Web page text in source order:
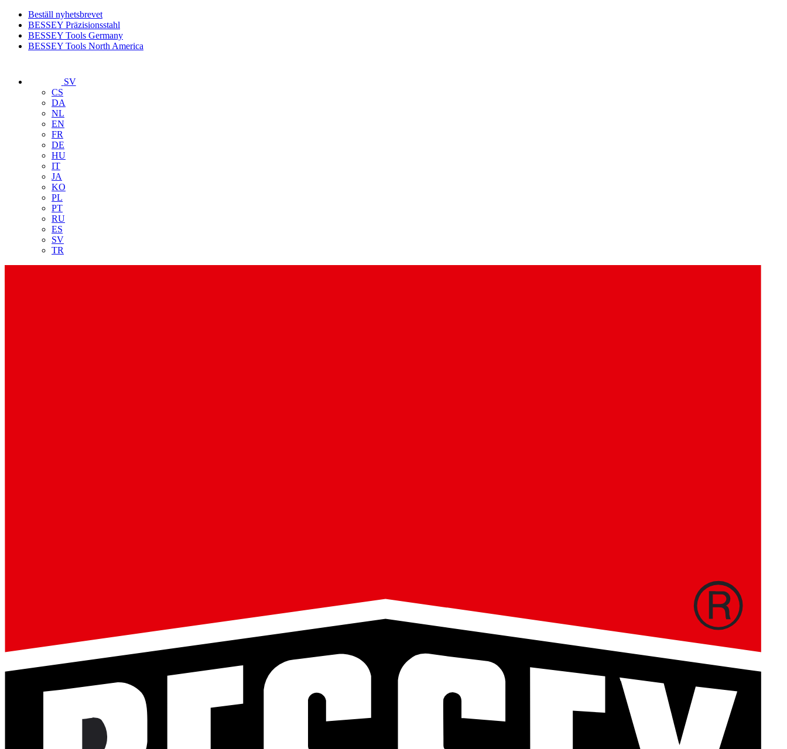
Beställ nyhetsbrevet
BESSEY Präzisionsstahl
BESSEY Tools Germany
BESSEY Tools North America
SV
CS
DA
NL
EN
FR
DE
HU
IT
JA
KO
PL
PT
RU
ES
SV
TR